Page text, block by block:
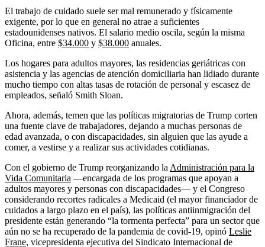
El trabajo de cuidado suele ser mal remunerado y físicamente
exigente, por lo que en general no atrae a suficientes
estadounidenses nativos. El salario medio oscila, según la misma
Oficina, entre $34.000 y $38.000 anuales.
Los hogares para adultos mayores, las residencias geriátricas con
asistencia y las agencias de atención domiciliaria han lidiado durante
mucho tiempo con altas tasas de rotación de personal y escasez de
empleados, señaló Smith Sloan.
Ahora, además, temen que las políticas migratorias de Trump corten
una fuente clave de trabajadores, dejando a muchas personas de
edad avanzada, o con discapacidades, sin alguien que las ayude a
comer, a vestirse y a realizar sus actividades cotidianas.
Con el gobierno de Trump reorganizando la Administración para la
Vida Comunitaria —encargada de los programas que apoyan a
adultos mayores y personas con discapacidades— y el Congreso
considerando recortes radicales a Medicaid (el mayor financiador de
cuidados a largo plazo en el país), las políticas antiinmigración del
presidente están generando “la tormenta perfecta” para un sector que
aún no se ha recuperado de la pandemia de covid-19, opinó Leslie
Frane, vicepresidenta ejecutiva del Sindicato Internacional de